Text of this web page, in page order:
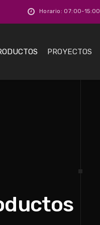
Horario: 07:00-15:00
PROYECTOS